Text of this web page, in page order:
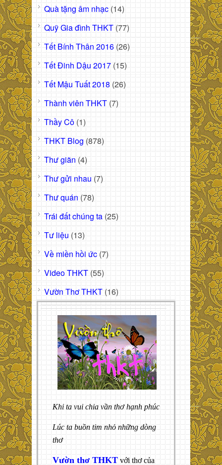
Quà tặng âm nhạc (14)
Quỹ Gia đình THKT (77)
Tết Bính Thân 2016 (26)
Tết Đinh Dậu 2017 (15)
Tết Mậu Tuất 2018 (26)
Thành viên THKT (7)
Thầy Cô (1)
THKT Blog (878)
Thư giãn (4)
Thư gửi nhau (7)
Thư quán (78)
Trái đất chúng ta (25)
Tư liệu (13)
Về miền hồi ức (7)
Video THKT (55)
Vườn Thơ THKT (16)
Khi ta vui chia vần thơ hạnh phúc
Lúc ta buồn tim nhỏ những dòng
thơ
Vườn thơ THKT với thơ của